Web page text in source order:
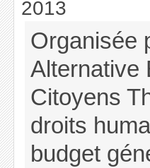
2013
Organisée
Alternative
Citoyens
droits
budget